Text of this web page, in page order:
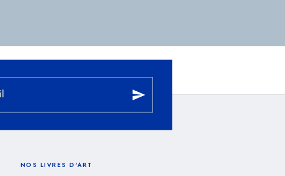
send
NOS LIVRES D'ART